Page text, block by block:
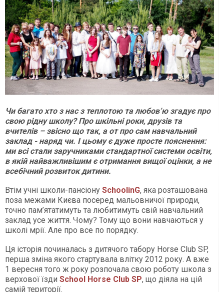
Чи багато хто з нас з теплотою та любов’ю згадує про
свою рідну школу? Про шкільні роки, друзів та
вчителів – звісно що так, а от про сам навчальний
заклад - наряд чи. І цьому є дуже просте пояснення:
ми всі стали заручниками стандартної системи освіти,
в якій найважливішим є отримання вищої оцінки, а не
всебічний розвиток дитини.
Втім учні школи-пансіону SchoolinG, яка розташована
поза межами Києва посеред мальовничої природи,
точно пам’ятатимуть та любитимуть свій навчальний
заклад усе життя. Чому? Тому що вони навчаються у
школі мрії. Але про все по порядку.
Ця історія починалась з дитячого табору Horse Club SP,
перша зміна якого стартувала влітку 2012 року. А вже
1 вересня того ж року розпочала свою роботу школа з
верхової їзди School Horse Club SP, що діяла на цій
самій території.